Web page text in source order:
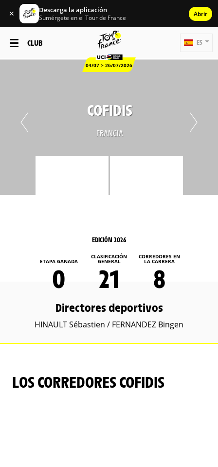
✕ Descarga la aplicación
Sumérgete en el Tour de France Abrir
CLUB
04/07 > 26/07/2026
ES
COFIDIS
FRANCIA
EDICIÓN 2026
ETAPA GANADA
0
CLASIFICACIÓN
GENERAL
21
CORREDORES EN
LA CARRERA
8
Directores deportivos
HINAULT Sébastien / FERNANDEZ Bingen
LOS CORREDORES COFIDIS